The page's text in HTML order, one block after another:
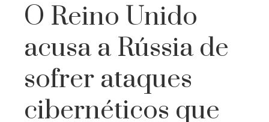
O Reino Unido
acusa a Rússia de
sofrer ataques
cibernéticos que